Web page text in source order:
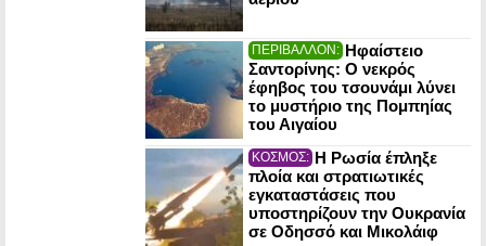
ΠΕΡΙΒΑΛΛΟΝ: Ηφαίστειο
Σαντορίνης: Ο νεκρός
έφηβος του τσουνάμι λύνει
το μυστήριο της Πομπηίας
του Αιγαίου
ΚΟΣΜΟΣ: Η Ρωσία έπληξε
πλοία και στρατιωτικές
εγκαταστάσεις που
υποστηρίζουν την Ουκρανία
σε Οδησσό και Μικολάιφ